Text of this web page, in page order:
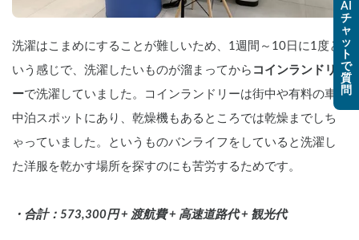
洗濯はこまめにすることが難しいため、1週間～10日に1度と
いう感じで、洗濯したいものが溜まってから コインランドリ
ーで洗濯していました。コインランドリーは街中や有料の車
中泊スポットにあり、乾燥機もあるところでは乾燥までしち
ゃっていました。というものバンライフをしていると洗濯し
た洋服を乾かす場所を探すのにも苦労するためです。
・合計：573,300円 + 渡航費 + 高速道路代 + 観光代
AI
チ
ャ
ッ
ト
で
質
問